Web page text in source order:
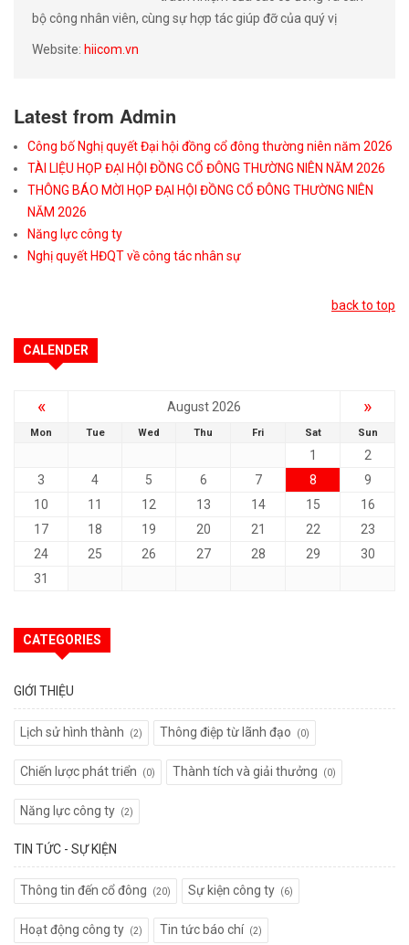
bộ công nhân viên, cùng sự hợp tác giúp đỡ của quý vị
Website: hiicom.vn
Latest from Admin
Công bố Nghị quyết Đại hội đồng cổ đông thường niên năm 2026
TÀI LIỆU HỌP ĐẠI HỘI ĐỒNG CỔ ĐÔNG THƯỜNG NIÊN NĂM 2026
THÔNG BÁO MỜI HỌP ĐẠI HỘI ĐỒNG CỔ ĐÔNG THƯỜNG NIÊN
NĂM 2026
Năng lực công ty
Nghị quyết HĐQT về công tác nhân sự
back to top
CALENDER
« August 2026 »
Mon Tue Wed Thu Fri Sat Sun
1
2
3
4 5 6 7 8
9
10
11 12 13 14 15
16
17
18 19 20 21 22
23
24
25 26 27 28 29
30
31
CATEGORIES
GIỚI THIỆU
Lịch sử hình thành (2) Thông điệp từ lãnh đạo (0)
Chiến lược phát triển (0) Thành tích và giải thưởng (0)
Năng lực công ty (2)
TIN TỨC - SỰ KIỆN
Thông tin đến cổ đông (20) Sự kiện công ty (6)
Hoạt động công ty (2) Tin tức báo chí (2)